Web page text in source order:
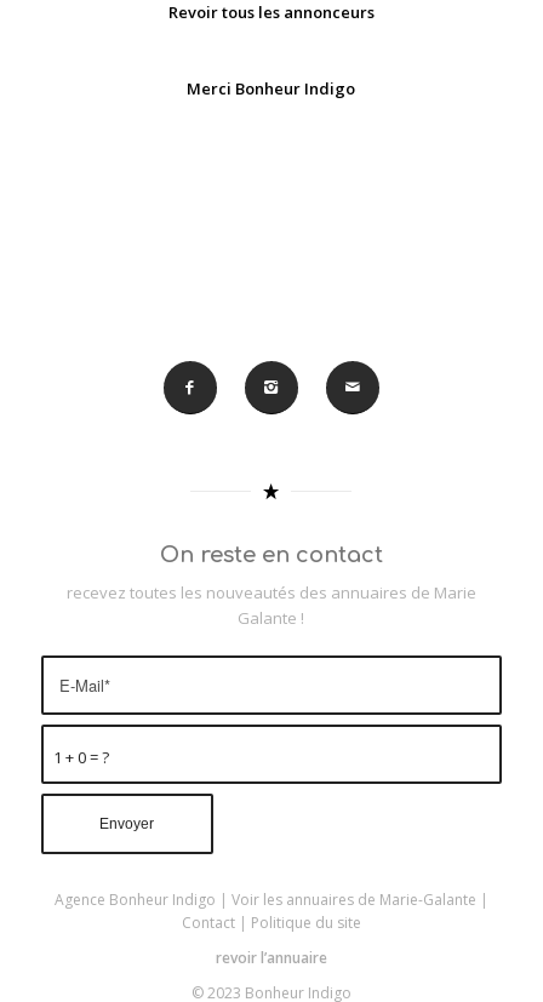
Revoir tous les annonceurs
Merci Bonheur Indigo
On reste en contact
recevez toutes les nouveautés des annuaires de Marie
Galante !
1 + 0 = ?
Agence Bonheur Indigo | Voir les annuaires de Marie-Galante |
Contact| Politique du site
revoir l’annuaire
© 2023 Bonheur Indigo